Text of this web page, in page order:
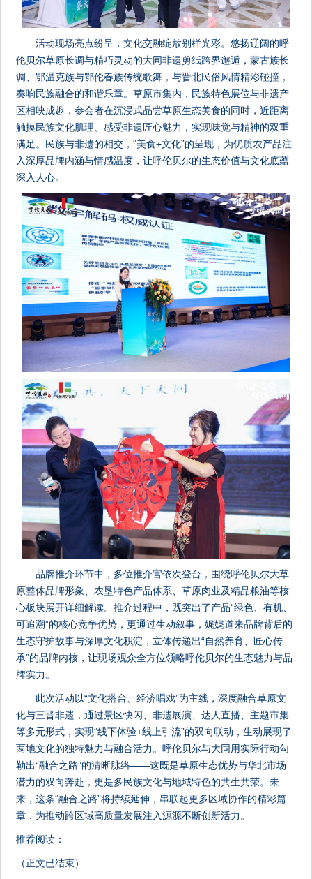
活动现场亮点纷呈，文化交融绽放别样光彩。悠扬辽阔的呼
伦贝尔草原长调与精巧灵动的大同非遗剪纸跨界邂逅，蒙古族长
调、鄂温克族与鄂伦春族传统歌舞，与晋北民俗风情精彩碰撞，
奏响民族融合的和谐乐章。草原市集内，民族特色展位与非遗产
区相映成趣，参会者在沉浸式品尝草原生态美食的同时，近距离
触摸民族文化肌理、感受非遗匠心魅力，实现味觉与精神的双重
满足。民族与非遗的相交，“美食+文化”的呈现，为优质农产品注
入深厚品牌内涵与情感温度，让呼伦贝尔的生态价值与文化底蕴
深入人心。
品牌推介环节中，多位推介官依次登台，围绕呼伦贝尔大草
原整体品牌形象、农垦特色产品体系、草原肉业及精品粮油等核
心板块展开详细解读。推介过程中，既突出了产品“绿色、有机、
可追溯”的核心竞争优势，更通过生动叙事，娓娓道来品牌背后的
生态守护故事与深厚文化积淀，立体传递出“自然养育、匠心传
承”的品牌内核，让现场观众全方位领略呼伦贝尔的生态魅力与品
牌实力。
此次活动以“文化搭台、经济唱戏”为主线，深度融合草原文
化与三晋非遗，通过景区快闪、非遗展演、达人直播、主题市集
等多元形式，实现“线下体验+线上引流”的双向联动，生动展现了
两地文化的独特魅力与融合活力。呼伦贝尔与大同用实际行动勾
勒出“融合之路”的清晰脉络——这既是草原生态优势与华北市场
潜力的双向奔赴，更是多民族文化与地域特色的共生共荣。未
来，这条“融合之路”将持续延伸，串联起更多区域协作的精彩篇
章，为推动跨区域高质量发展注入源源不断创新活力。
推荐阅读：
（正文已结束）